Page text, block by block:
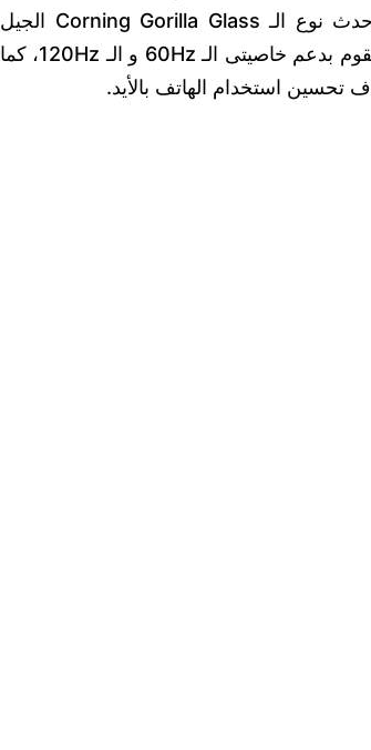
511، وذلك بالاضافة إلى وجود طبقة امان من احدث نوع الـ Corning Gorilla Glass الجيل
السادس، كما تقوم الشاشة بدعم الـ HDR10+، وتقوم بدعم خاصيتى الـ 60Hz و الـ 120Hz، كما